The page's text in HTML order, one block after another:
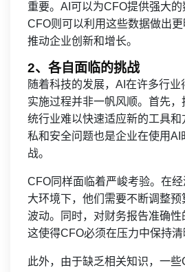
重要。AI可以为CFO提供强大
CFO则可以利用这些数据做出
推动企业创新和增长。
2、各自面临的挑战
随着科技的发展，AI在许多行
实施过程并非一帆风顺。首先
统行业难以快速适应新的工具
私和安全问题也是企业在使用
战。
CFO同样面临着严峻考验。在
大环境下，他们需要不断调整
波动。同时，对财务报告准确性
这使得CFO必须在压力中保持清
此外，由于缺乏相关知识，一